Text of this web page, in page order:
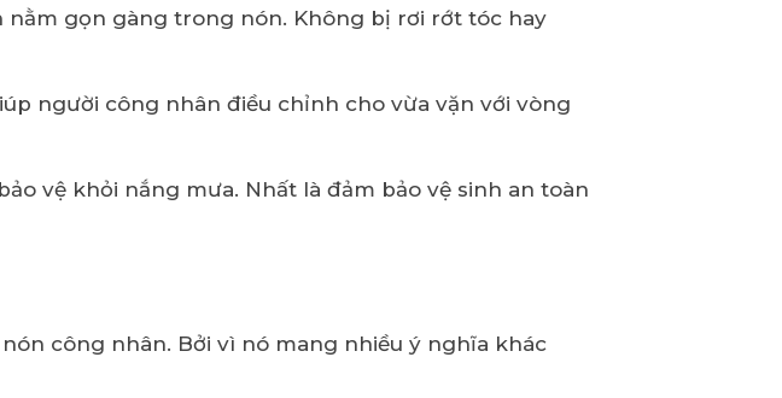
gọn gàng trong nón. Không bị rơi rớt tóc hay
người công nhân điều chỉnh cho vừa vặn với vòng
vệ khỏi nắng mưa. Nhất là đảm bảo vệ sinh an toàn
công nhân. Bởi vì nó mang nhiều ý nghĩa khác